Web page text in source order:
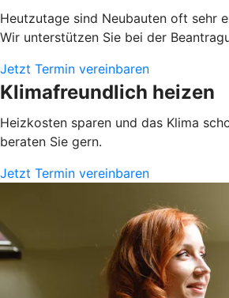
Heutzutage sind Neubauten oft sehr
Wir unterstützen Sie bei der
Jetzt Termin vereinbaren
Klimafreundlich heizen
Heizkosten sparen und das Klima
beraten Sie gern.
Jetzt Termin vereinbaren